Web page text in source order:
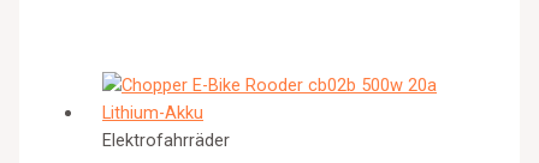
Elektrofahrräder